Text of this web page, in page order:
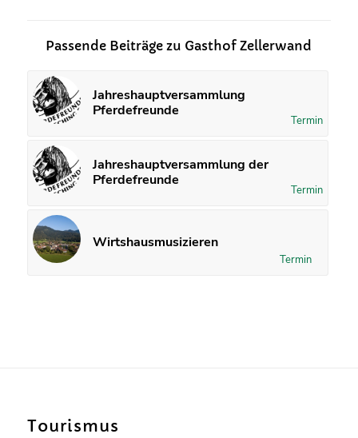
Passende Beiträge zu Gasthof Zellerwand
Jahreshauptversammlung
Pferdefreunde
Termin
Jahreshauptversammlung der
Pferdefreunde
Termin
Wirtshausmusizieren
Termin
Tourismus